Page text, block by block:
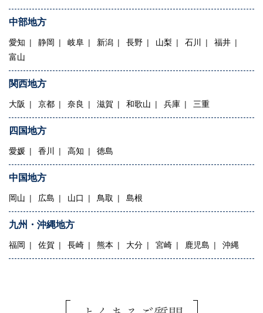
中部地方
愛知 静岡 岐阜 新潟 長野 山梨 石川
福井
富山
関西地方
大阪 京都 奈良 滋賀 和歌山 兵庫 三重
四国地方
愛媛 香川 高知 徳島
中国地方
岡山 広島 山口 鳥取 島根
九州・沖縄地方
福岡 佐賀 長崎 熊本 大分 宮崎 鹿児島 沖縄